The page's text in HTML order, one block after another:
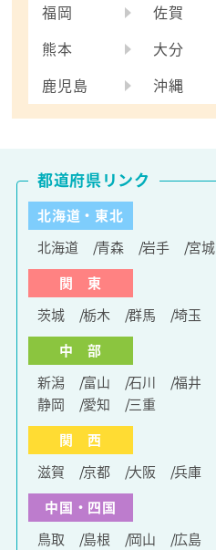
福岡 佐賀
熊本
大分
鹿児島
沖縄
北海道・東北
北海道
青森 岩手 宮城
関 東
茨城
栃木 群馬 埼玉
中 部
新潟
富山 石川 福井
静岡
愛知
三重
関 西
滋賀
京都 大阪 兵庫
中国・四国
鳥取
島根 岡山 広島
都道府県リンク